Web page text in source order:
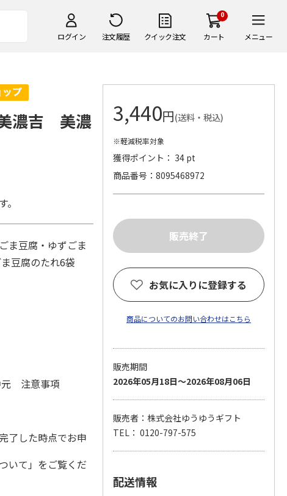
ログイン 注文履歴 クイック注文
0
カート メニュー
濃吉 美濃
ま豆腐・ゆずごま
豆腐のたれ6袋
元 注意事項
了した時点でお申
いて」をご覧くだ
3,440円(送料・税込)
※軽減税率対象
獲得ポイント： 34 pt
商品番号
8095468972
お気に入りに登録する
商品についてのお問い合わせはこちら
販売期間
2026年05月18日～2026年08月06日
販売者：株式会社ゆうゆうギフト
TEL： 0120-797-575
配送情報